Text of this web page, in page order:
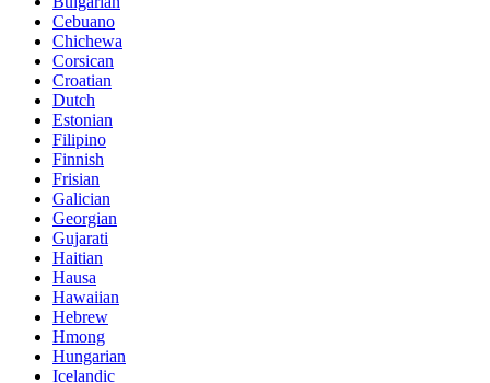
Cebuano
Chichewa
Corsican
Croatian
Dutch
Estonian
Filipino
Finnish
Frisian
Galician
Georgian
Gujarati
Haitian
Hausa
Hawaiian
Hebrew
Hmong
Hungarian
Icelandic